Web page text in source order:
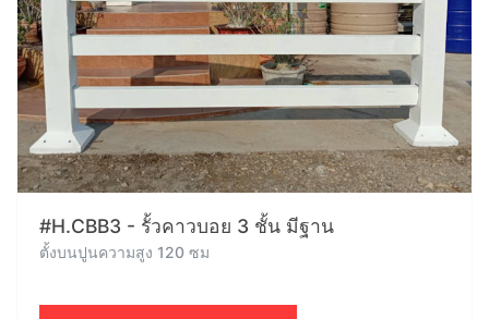
#H.CBB3 - รั้วคาวบอย 3 ชั้น มีฐาน
ตั้งบนปูนความสูง 120 ซม